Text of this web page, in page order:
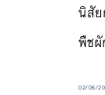
นิสั
พืชผั
02/06/